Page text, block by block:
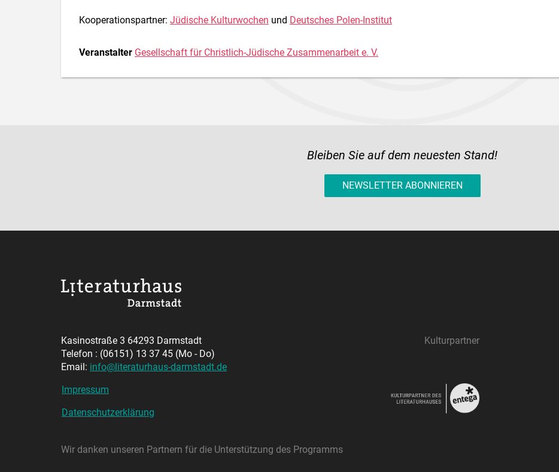
Kooperationspartner: Jüdische Kulturwochen und Deutsches Polen-Institut
Veranstalter Gesellschaft für Christlich-Jüdische Zusammenarbeit e. V.
Bleiben Sie auf dem neuesten Stand!
NEWSLETTER ABONNIEREN
Kasinostraße 3 64293 Darmstadt
Telefon : (06151) 13 37 45 (Mo - Do)
Email: info@literaturhaus-darmstadt.de
Impressum
Datenschutzerklärung
Kulturpartner
Wir danken unseren Partnern für die Unterstützung des Programms